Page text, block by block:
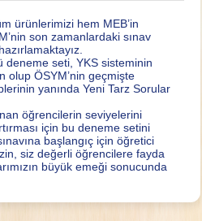
ürünlerimizi hem MEB’in
son zamanlardaki sınav
deneme seti, YKS sisteminin
olup ÖSYM’nin geçmişte
yanında Yeni Tarz Sorular
öğrencilerin seviyelerini
için bu deneme setini
başlangıç için öğretici
siz değerli öğrencilere fayda
büyük emeği sonucunda